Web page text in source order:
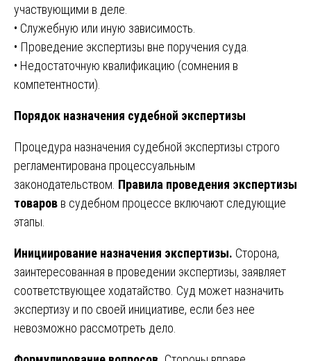
участвующими в деле.
• Служебную или иную зависимость.
• Проведение экспертизы вне поручения суда.
• Недостаточную квалификацию (сомнения в
компетентности).
Порядок назначения судебной экспертизы
Процедура назначения судебной экспертизы строго
регламентирована процессуальным
законодательством. Правила проведения экспертизы
товаров в судебном процессе включают следующие
этапы.
Инициирование назначения экспертизы. Сторона,
заинтересованная в проведении экспертизы, заявляет
соответствующее ходатайство. Суд может назначить
экспертизу и по своей инициативе, если без нее
невозможно рассмотреть дело.